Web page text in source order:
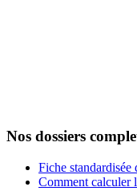
Nos dossiers
Fiche standardisée
Comment calculer